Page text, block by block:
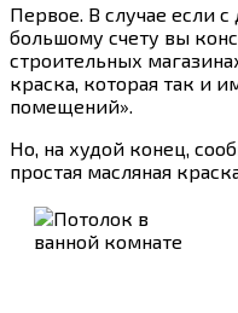
Первое. В случае если
большому счету вы
строительных
краска, которая так и
помещений».
Но, на худой конец,
простая масляная